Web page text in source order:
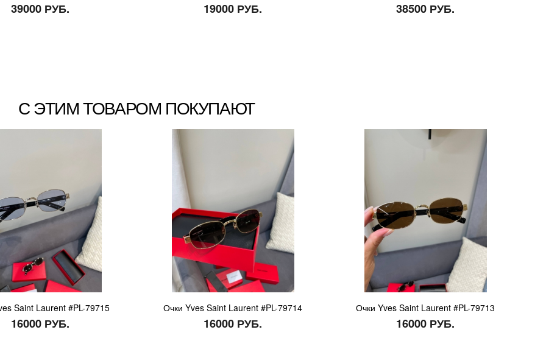
39000 РУБ. 19000 РУБ. 38500 РУБ.
С ЭТИМ ТОВАРОМ ПОКУПАЮТ
Saint Laurent #PL-79715
16000 РУБ.
Очки Yves Saint Laurent #PL-79714
16000 РУБ.
Очки Yves Saint Laurent #PL-79713
16000 РУБ.